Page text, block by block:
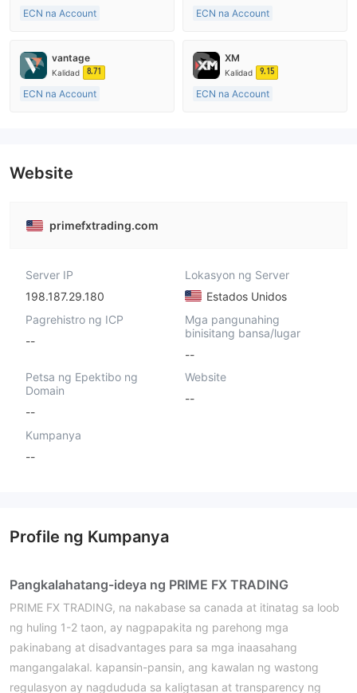
ECN na Account
Kinokontrol sa Australia
Paggawa ng Market (MM)
ECN na Account
Kinokontrol sa Australia
Paggawa ng Market (MM)
vantage
Kalidad 8.71
ECN na Account
Pangunahing label na MT4
XM
Kalidad 9.15
ECN na Account
Website
primefxtrading.com
Server IP
198.187.29.180
Lokasyon ng Server
Estados Unidos
Pagrehistro ng ICP
--
Mga pangunahing
binisitang bansa/lugar
--
Petsa ng Epektibo ng
Domain
--
Website
--
Kumpanya
--
Profile ng Kumpanya
Pangkalahatang-ideya ng PRIME FX TRADING
PRIME FX TRADING, na nakabase sa canada at itinatag sa loob
ng huling 1-2 taon, ay nagpapakita ng parehong mga
pakinabang at disadvantages para sa mga inaasahang
mangangalakal. kapansin-pansin, ang kawalan ng wastong
regulasyon ay nagdududa sa kaligtasan at transparency ng